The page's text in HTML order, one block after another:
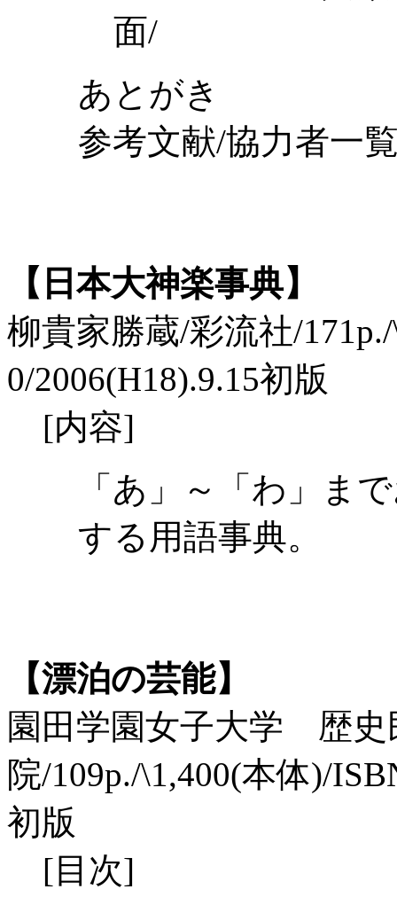
面/
あとがき
参考文献/協力者一
【日本大神楽事典】
柳貴家勝蔵/彩流社/
0/2006(H18).9.15初版
[内容]
「あ」～「わ」ま
する用語事典。
【漂泊の芸能】
園田学園女子大学 歴史
院/109p./\1,400(本体)/
初版
[目次]